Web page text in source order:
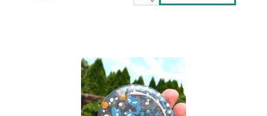
Skladem
4444